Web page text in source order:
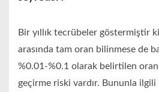
Bir yıllık tecrübeler göstermiştir
arasında tam oran bilinmese de
%0.01-%0.1 olarak belirtilen
geçirme riski vardır. Bununla